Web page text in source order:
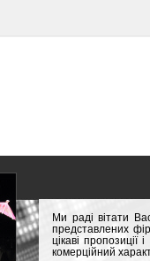
Ми раді вітати
представлених
цікаві
комерційний